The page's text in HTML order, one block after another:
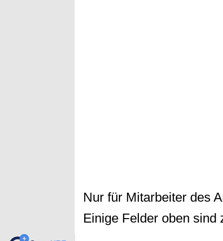
Nur für Mitarbeiter des
Einige Felder oben